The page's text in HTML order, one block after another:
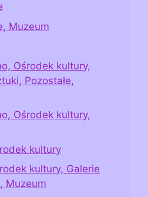
Muzeum
Ośrodek kultury,
Pozostałe,
Ośrodek kultury,
kultury
kultury, Galerie
Muzeum